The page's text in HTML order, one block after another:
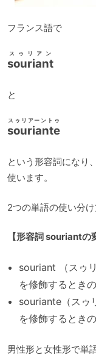
フランス語で
souriant
スゥリアン
と
souriante
スゥリアーントゥ
という形容詞になり
使います。
2つの単語の使い分け
【形容詞 souriantの
souriant （
を修飾するとき
souriante（ス
を修飾するとき
男性形と女性形で単